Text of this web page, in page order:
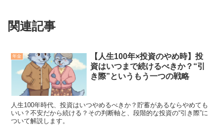
関連記事
年金
【人生100年×投資のやめ時】投
資はいつまで続けるべきか？“引
き際”というもう一つの戦略
人生100年時代、投資はいつやめるべきか？貯蓄があるならやめても
いい？不安だから続ける？その判断軸と、段階的な投資の“引き際”に
ついて解説します。